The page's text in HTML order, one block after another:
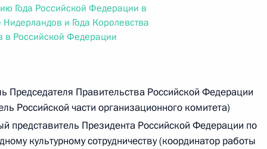
о правовом статусе представительств компетентных органов
в Российской Федерации и Киргизской Республике
г. № 252-ФЗ
водного транспорта Российской Федерации и статью 1
единства измерений»
Года Российской Федерации в
Нидерландов и Года Королевства
в Российской Федерации
Председателя Правительства Российской Федерации
Российской части организационного комитета)
представитель Президента Российской Федерации по
культурному сотрудничеству (координатор работы